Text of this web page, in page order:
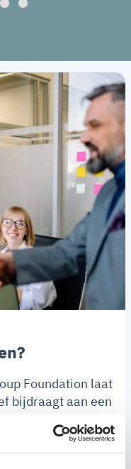
Foundation laat
bijdraagt aan een
minder
Jouw